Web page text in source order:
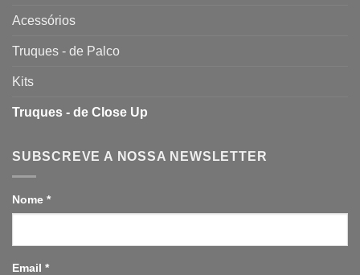
Acessórios
Truques - de Palco
Kits
Truques - de Close Up
SUBSCREVE A NOSSA NEWSLETTER
Nome *
Email *